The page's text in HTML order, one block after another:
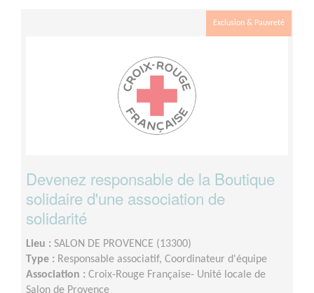
Exclusion & Pauvreté
Devenez responsable de la Boutique
solidaire d'une association de
solidarité
Lieu : SALON DE PROVENCE (13300)
Type : Responsable associatif, Coordinateur d'équipe
Association : Croix-Rouge Française- Unité locale de
Salon de Provence